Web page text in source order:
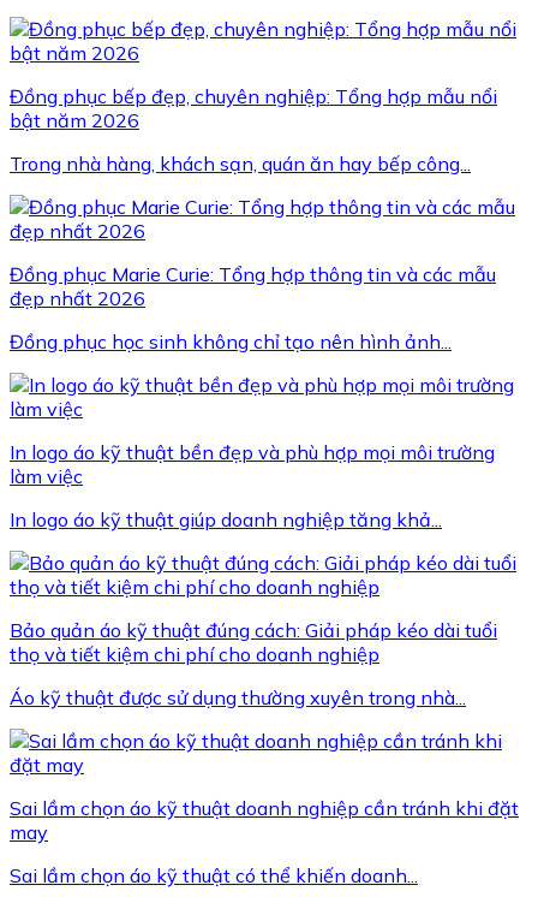
Đồng phục bếp đẹp, chuyên nghiệp: Tổng hợp mẫu nổi
bật năm 2026
Trong nhà hàng, khách sạn, quán ăn hay bếp công...
Đồng phục Marie Curie: Tổng hợp thông tin và các mẫu
đẹp nhất 2026
Đồng phục học sinh không chỉ tạo nên hình ảnh...
In logo áo kỹ thuật bền đẹp và phù hợp mọi môi trường
làm việc
In logo áo kỹ thuật giúp doanh nghiệp tăng khả...
Bảo quản áo kỹ thuật đúng cách: Giải pháp kéo dài tuổi
thọ và tiết kiệm chi phí cho doanh nghiệp
Áo kỹ thuật được sử dụng thường xuyên trong nhà...
Sai lầm chọn áo kỹ thuật doanh nghiệp cần tránh khi đặt
may
Sai lầm chọn áo kỹ thuật có thể khiến doanh...